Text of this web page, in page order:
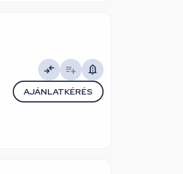
AJÁNLATKÉRÉS